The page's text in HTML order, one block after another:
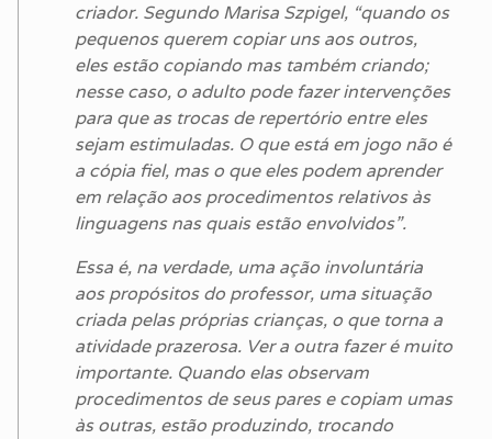
criador. Segundo Marisa Szpigel, “quando os
pequenos querem copiar uns aos outros,
eles estão copiando mas também criando;
nesse caso, o adulto pode fazer intervenções
para que as trocas de repertório entre eles
sejam estimuladas. O que está em jogo não é
a cópia fiel, mas o que eles podem aprender
em relação aos procedimentos relativos às
linguagens nas quais estão envolvidos”.
Essa é, na verdade, uma ação involuntária
aos propósitos do professor, uma situação
criada pelas próprias crianças, o que torna a
atividade prazerosa. Ver a outra fazer é muito
importante. Quando elas observam
procedimentos de seus pares e copiam umas
às outras, estão produzindo, trocando